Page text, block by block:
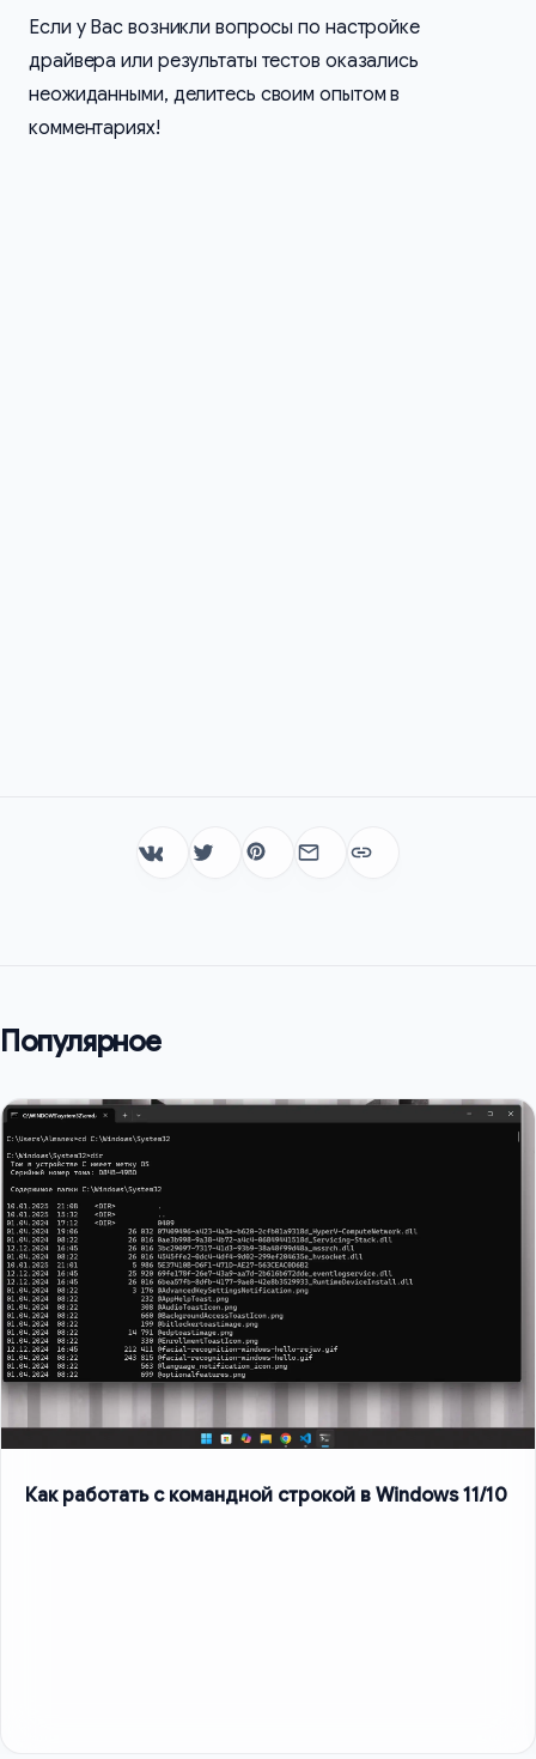
Если у Вас возникли вопросы по настройке
драйвера или результаты тестов оказались
неожиданными, делитесь своим опытом в
комментариях!
Популярное
Как работать с командной строкой в Windows 11/10